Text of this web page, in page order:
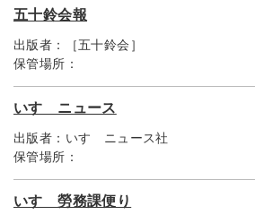
五十鈴会報
出版者：
［五十鈴会］
保管場所：
いすゞニュース
出版者： いすゞニュース社
保管場所：
いすゞ勞務課便り